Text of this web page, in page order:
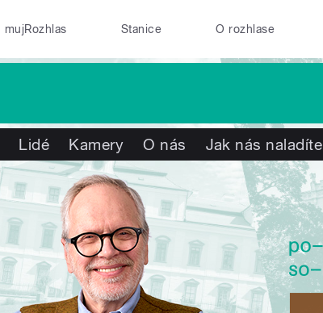
mujRozhlas Stanice O rozhlase
Lidé Kamery O nás Jak nás naladíte